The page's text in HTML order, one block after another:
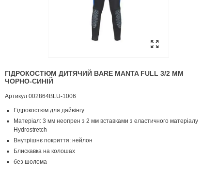
ГІДРОКОСТЮМ ДИТЯЧИЙ BARE MANTA FULL 3/2 MM
ЧОРНО-СИНІЙ
Артикул 002864BLU-1006
Гідрокостюм для дайвінгу
Матеріал: 3 мм неопрен з 2 мм вставками з еластичного матеріалу
Hydrostretch
Внутрішнє покриття: нейлон
Блискавка на колошах
без шолома